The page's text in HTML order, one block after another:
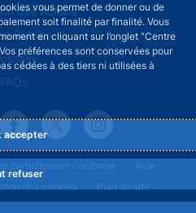
vous permet de donner ou de
soit finalité par finalité. Vous
en cliquant sur l’onglet "Centre
préférences sont conservées pour
cédées à des tiers ni utilisées à
accepter
refuser
des Achats
Publics +
FAQs
partiellement conforme
Aide
des cookies Plan du site